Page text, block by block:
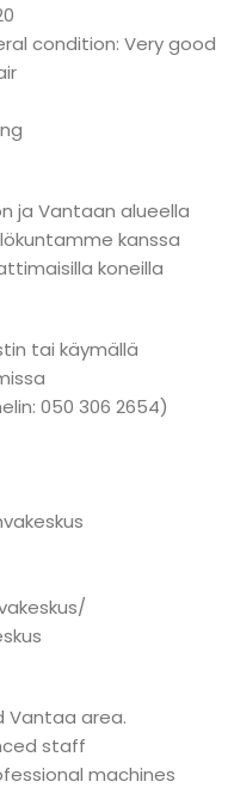
condition: Very good
ja Vantaan alueella
kanssa
koneilla
tai käymällä
050 306 2654)
Vantaa area.
staff
machines